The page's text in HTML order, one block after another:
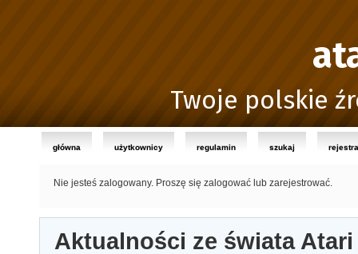
Twoje polskie
główna użytkownicy regulamin szukaj
Nie jesteś zalogowany. Proszę się zalogować lub zarejestrować.
Aktualności ze świata Atari